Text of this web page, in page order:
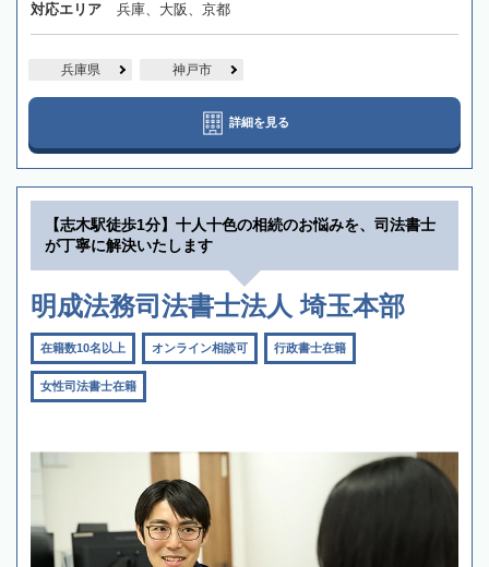
対応エリア 兵庫、大阪、京都
兵庫県 神戸市
詳細を見る
【志木駅徒歩1分】十人十色の相続のお悩みを、司法書士
が丁寧に解決いたします
明成法務司法書士法人 埼玉本部
在籍数10名以上 オンライン相談可 行政書士在籍
女性司法書士在籍